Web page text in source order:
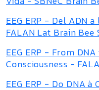
EEG ERP - Del ADN
FALAN Lat Brain Bee
EEG ERP - From
Consciousness -
EEG ERP - Do DNA